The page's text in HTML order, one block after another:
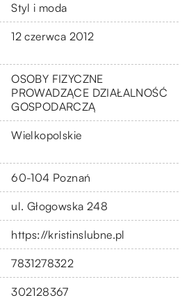
Styl i moda
12 czerwca 2012
OSOBY FIZYCZNE
PROWADZĄCE DZIAŁALNOŚĆ
GOSPODARCZĄ
Wielkopolskie
60-104 Poznań
ul. Głogowska 248
https://kristinslubne.pl
7831278322
302128367